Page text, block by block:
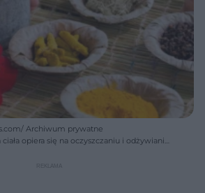
Archiwum prywatne
opiera się na oczyszczaniu i odżywianiu